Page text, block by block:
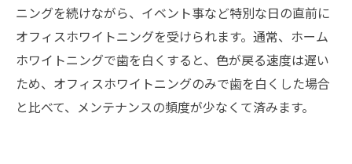
ニングを続けながら、イベント事など特別な日の直前に
オフィスホワイトニングを受けられます。通常、ホーム
ホワイトニングで歯を白くすると、色が戻る速度は遅い
ため、オフィスホワイトニングのみで歯を白くした場合
と比べて、メンテナンスの頻度が少なくて済みます。